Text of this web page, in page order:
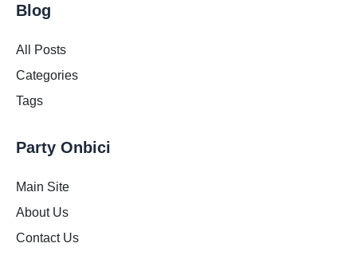
Blog
All Posts
Categories
Tags
Party Onbici
Main Site
About Us
Contact Us